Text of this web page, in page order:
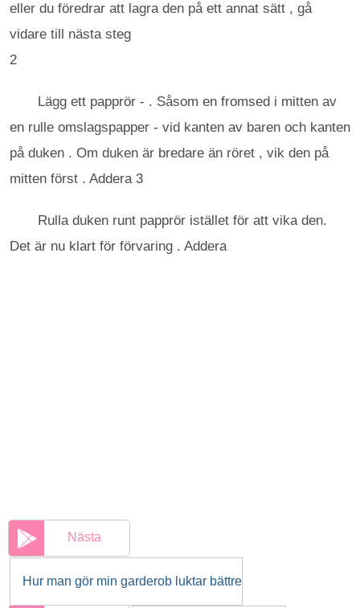
eller du föredrar att lagra den på ett annat sätt , gå
vidare till nästa steg
2
Lägg ett papprör - . Såsom en fromsed i mitten av
en rulle omslagspapper - vid kanten av baren och kanten
på duken . Om duken är bredare än röret , vik den på
mitten först . Addera 3
Rulla duken runt papprör istället för att vika den.
Det är nu klart för förvaring . Addera
Nästa
Hur man gör min garderob luktar bättre